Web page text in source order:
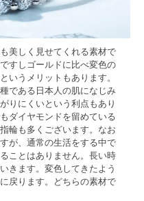
美しく見せてくれる素材で
すしゴールドに比べ変色の
いうメリットもあります。
である日本人の肌になじみ
りにくいという利点もあり
ダイヤモンドを留めている
輪も多くございます。なお
が、通常の生活をする中で
ことはありません。長い時
きます。変色してきたよう
戻ります。どちらの素材で